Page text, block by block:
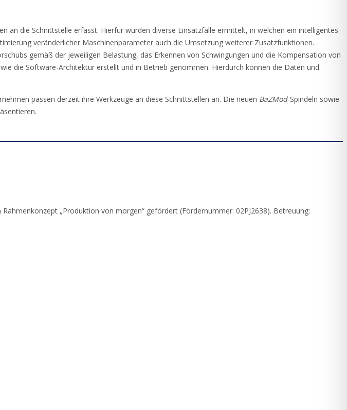
die Schnittstelle erfasst. Hierfür wurden diverse Einsatzfälle ermittelt, in welchen ein intelligentes
veränderlicher Maschinenparameter auch die Umsetzung weiterer Zusatzfunktionen.
gemäß der jeweiligen Belastung, das Erkennen von Schwingungen und die Kompensation von
die Software-Architektur erstellt und in Betrieb genommen. Hierdurch können die Daten und
passen derzeit ihre Werkzeuge an diese Schnittstellen an. Die neuen BaZMod-Spindeln sowie
„Produktion von morgen“ gefördert (Fördernummer: 02PJ2638). Betreuung: